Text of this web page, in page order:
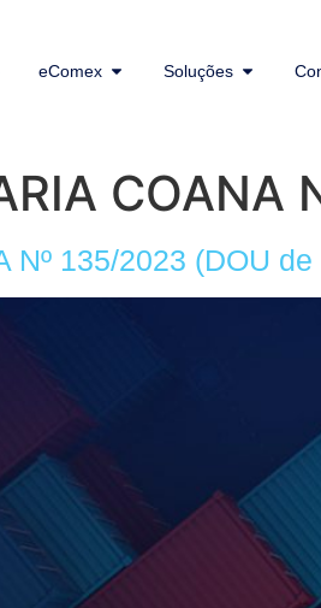
eComex Soluções
COANA
Nº 135/2023 (DOU